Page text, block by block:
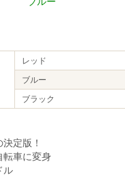
レッド
ブルー
ブラック
定版！
転車に変身
ル